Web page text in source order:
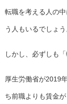
転職を考える人の
う人もいるでしょう
しかし、必ずしも
厚生労働省が2019
ち前職よりも賃金